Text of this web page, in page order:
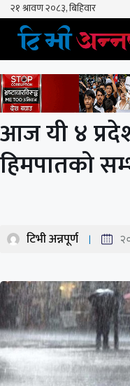
Skip
content
आज यी ४
हिमपातको
टिभी अन्नपूर्ण